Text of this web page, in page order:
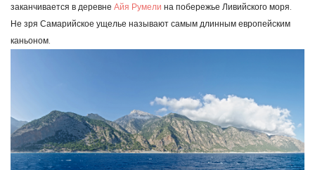
заканчивается в деревне Айя Румели на побережье Ливийского моря.
Не зря Самарийское ущелье называют самым длинным европейским
каньоном.